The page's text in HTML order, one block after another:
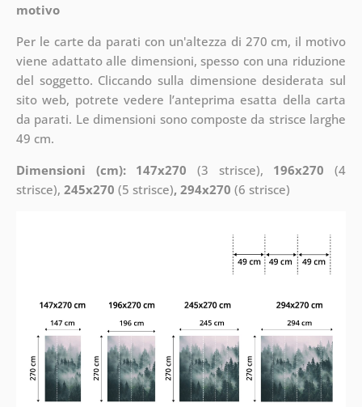
motivo
Per le carte da parati con un'altezza di 270 cm, il motivo
viene adattato alle dimensioni, spesso con una riduzione
del soggetto. Cliccando sulla dimensione desiderata sul
sito web, potrete vedere l’anteprima esatta della carta
da parati. Le dimensioni sono composte da strisce larghe
49 cm.
Dimensioni (cm): 147x270 (3 strisce), 196x270 (4
strisce), 245x270 (5 strisce), 294x270 (6 strisce)